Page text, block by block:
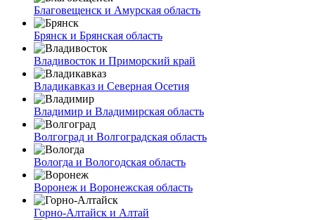
Благовещенск и Амурская область
Брянск и Брянская область
Владивосток и Приморский край
Владикавказ и Северная Осетия
Владимир и Владимирская область
Волгоград и Волгоградская область
Вологда и Вологодская область
Воронеж и Воронежская область
Горно-Алтайск и Алтай